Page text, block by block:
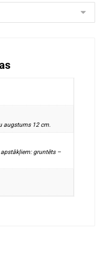
augstums 12 cm.
gruntēts –